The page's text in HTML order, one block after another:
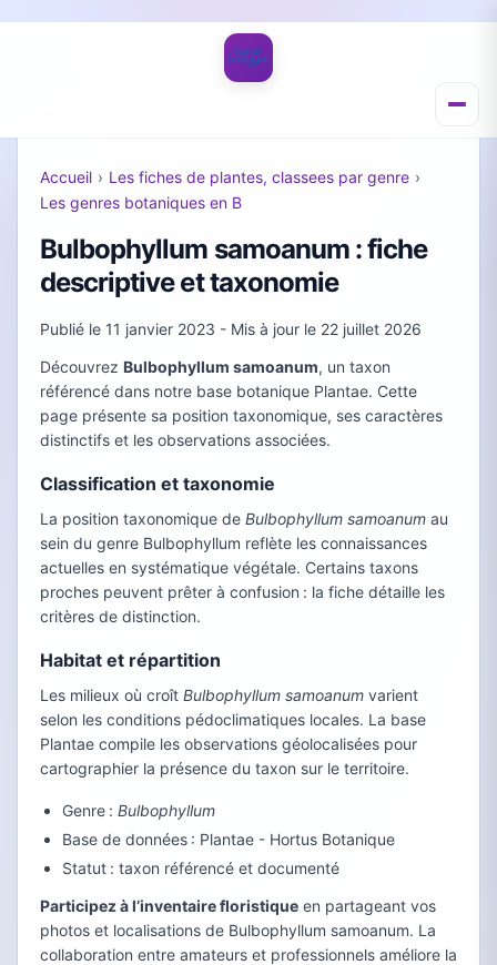
Accueil › Les fiches de plantes, classees par genre ›
Les genres botaniques en B
Bulbophyllum samoanum : fiche
descriptive et taxonomie
Publié le 11 janvier 2023 - Mis à jour le 22 juillet 2026
Découvrez Bulbophyllum samoanum, un taxon
référencé dans notre base botanique Plantae. Cette
page présente sa position taxonomique, ses caractères
distinctifs et les observations associées.
Classification et taxonomie
La position taxonomique de Bulbophyllum samoanum au
sein du genre Bulbophyllum reflète les connaissances
actuelles en systématique végétale. Certains taxons
proches peuvent prêter à confusion : la fiche détaille les
critères de distinction.
Habitat et répartition
Les milieux où croît Bulbophyllum samoanum varient
selon les conditions pédoclimatiques locales. La base
Plantae compile les observations géolocalisées pour
cartographier la présence du taxon sur le territoire.
Genre : Bulbophyllum
Base de données : Plantae - Hortus Botanique
Statut : taxon référencé et documenté
Participez à l’inventaire floristique en partageant vos
photos et localisations de Bulbophyllum samoanum. La
collaboration entre amateurs et professionnels améliore la